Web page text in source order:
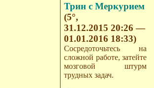
Трин с Меркурием
(5°,
31.12.2015 20:26 —
01.01.2016 18:33)
Сосредоточьтесь на
сложной работе, затейте
мозговой штурм
трудных задач.